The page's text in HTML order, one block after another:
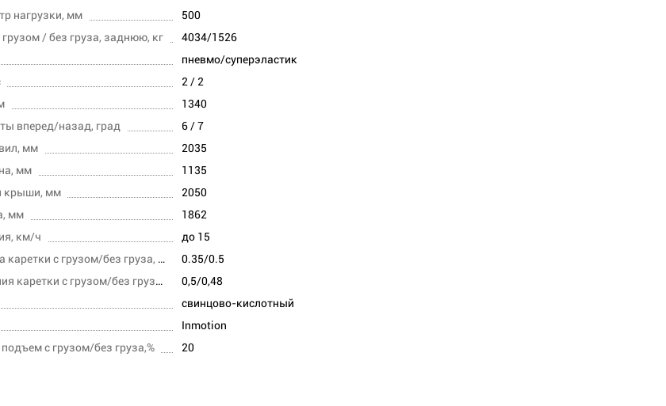
нагрузки, мм
500
грузом / без груза, заднюю, кг
4034/1526
пневмо/суперэластик
2 / 2
1340
вперед/назад, град
6 / 7
мм
2035
мм
1135
крыши, мм
2050
мм
1862
км/ч
до 15
Скорость подъема каретки с грузом/без груза, м/с
0.35/0.5
Скорость опускания каретки с грузом/без груза,м/сек
0,5/0,48
свинцово-кислотный
Inmotion
с грузом/без груза,%
20